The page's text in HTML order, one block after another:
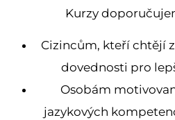
Kurzy
Cizincům, kteří chtějí
dovednosti pro
Osobám
jazykových